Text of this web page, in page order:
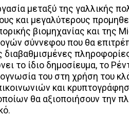
μεταξύ της γαλλικής
και μεγαλύτερους
βιομηχανίας και της
σύννεφου που θα
διαβαθμισμένες
το ίδιο δημοσίευμα, το
του στη χρήση του
και
θα αξιοποιήσουν την